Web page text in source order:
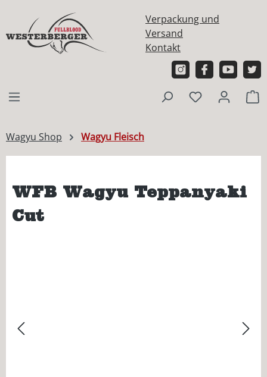
Verpackung und
Versand
Kontakt
Wagyu Shop Wagyu Fleisch
WFB Wagyu Teppanyaki
Cut